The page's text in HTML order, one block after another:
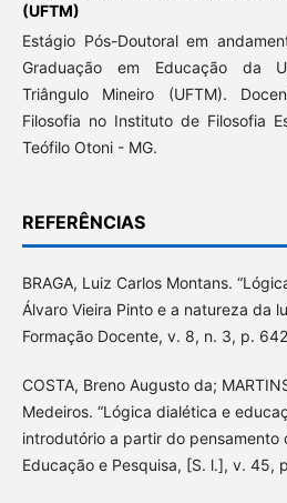
(UFTM)
Estágio Pós-Doutoral em
Graduação em Educação da
Triângulo Mineiro (UFTM).
Filosofia no Instituto de Filosofia
Teófilo Otoni - MG.
REFERÊNCIAS
BRAGA, Luiz Carlos Montans.
Álvaro Vieira Pinto e a natureza da
Formação Docente, v. 8, n. 3, p.
COSTA, Breno Augusto da;
Medeiros. “Lógica dialética e
introdutório a partir do pensamento
Educação e Pesquisa, [S. l.], v. 45,